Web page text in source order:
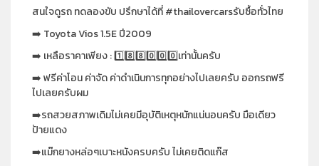
สนใจดูรถ ทดลองขับ ปรึกษาได้ที่ #thailovercarsรับซื้อทั่วไทย
➡️ Toyota Vios 1.5E ปี2009
➡️ เหลือราคาเพียง : 1️⃣8️⃣8️⃣0️⃣0️⃣0️⃣เท่านั้นครับ
➡️ ฟรีค่าโอน ค่าจัด ค่าดำเนินการทุกอย่างไปเลยครับ ออกรถฟรี
ไปเลยครับผม
➡️รถสวยสภาพเดิมไม่เคยมีอุบัติเหตุหนักแน่นอนครับ มือเดียว
ป้ายแดง
➡️แม๊กยางหล่อๆเบาะหนังครบครับ ไม่เคยติดแก๊ส